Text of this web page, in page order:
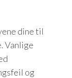
dine til
Vanlige
og